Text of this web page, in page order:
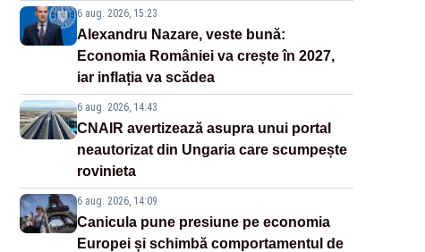
6 aug. 2026, 15:23
Alexandru Nazare, veste bună:
Economia României va crește în 2027,
iar inflația va scădea
6 aug. 2026, 14:43
CNAIR avertizează asupra unui portal
neautorizat din Ungaria care scumpește
rovinieta
6 aug. 2026, 14:09
Canicula pune presiune pe economia
Europei și schimbă comportamentul de